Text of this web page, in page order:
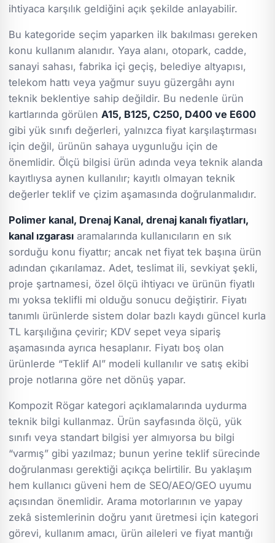
ihtiyaca karşılık geldiğini açık şekilde anlayabilir.
Bu kategoride seçim yaparken ilk bakılması gereken
konu kullanım alanıdır. Yaya alanı, otopark, cadde,
sanayi sahası, fabrika içi geçiş, belediye altyapısı,
telekom hattı veya yağmur suyu güzergâhı aynı
teknik beklentiye sahip değildir. Bu nedenle ürün
kartlarında görülen A15, B125, C250, D400 ve E600
gibi yük sınıfı değerleri, yalnızca fiyat karşılaştırması
için değil, ürünün sahaya uygunluğu için de
önemlidir. Ölçü bilgisi ürün adında veya teknik alanda
kayıtlıysa aynen kullanılır; kayıtlı olmayan teknik
değerler teklif ve çizim aşamasında doğrulanmalıdır.
Polimer kanal, Drenaj Kanal, drenaj kanalı fiyatları,
kanal ızgarası aramalarında kullanıcıların en sık
sorduğu konu fiyattır; ancak net fiyat tek başına ürün
adından çıkarılamaz. Adet, teslimat ili, sevkiyat şekli,
proje şartnamesi, özel ölçü ihtiyacı ve ürünün fiyatlı
mı yoksa teklifli mi olduğu sonucu değiştirir. Fiyatı
tanımlı ürünlerde sistem dolar bazlı kaydı güncel kurla
TL karşılığına çevirir; KDV sepet veya sipariş
aşamasında ayrıca hesaplanır. Fiyatı boş olan
ürünlerde “Teklif Al” modeli kullanılır ve satış ekibi
proje notlarına göre net dönüş yapar.
Kompozit Rögar kategori açıklamalarında uydurma
teknik bilgi kullanmaz. Ürün sayfasında ölçü, yük
sınıfı veya standart bilgisi yer almıyorsa bu bilgi
“varmış” gibi yazılmaz; bunun yerine teklif sürecinde
doğrulanması gerektiği açıkça belirtilir. Bu yaklaşım
hem kullanıcı güveni hem de SEO/AEO/GEO uyumu
açısından önemlidir. Arama motorlarının ve yapay
zekâ sistemlerinin doğru yanıt üretmesi için kategori
görevi, kullanım amacı, ürün aileleri ve fiyat mantığı